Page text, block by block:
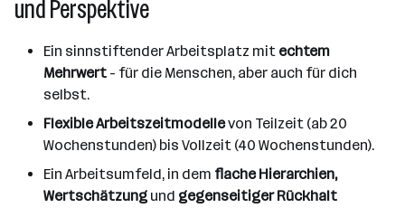
und Perspektive
Ein sinnstiftender Arbeitsplatz mit echtem
Mehrwert - für die Menschen, aber auch für dich
selbst.
Flexible Arbeitszeitmodellevon Teilzeit (ab 20
Wochenstunden) bis Vollzeit (40 Wochenstunden).
Ein Arbeitsumfeld, in dem flache Hierarchien,
Wertschätzung und gegenseitiger Rückhalt